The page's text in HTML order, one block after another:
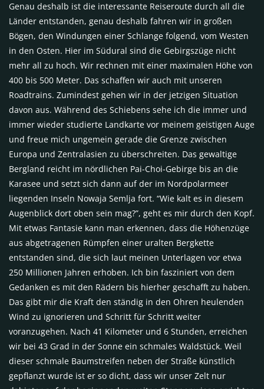
Genau deshalb ist die interessante Reiseroute durch all die
Länder entstanden, genau deshalb fahren wir in großen
Bögen, den Windungen einer Schlange folgend, vom Westen
in den Osten. Hier im Südural sind die Gebirgszüge nicht
mehr all zu hoch. Wir rechnen mit einer maximalen Höhe von
400 bis 500 Meter. Das schaffen wir auch mit unseren
Roadtrains. Zumindest gehen wir in der jetzigen Situation
davon aus. Während des Schiebens sehe ich die immer und
immer wieder studierte Landkarte vor meinem geistigen Auge
und freue mich ungemein gerade die Grenze zwischen
Europa und Zentralasien zu überschreiten. Das gewaltige
Bergland reicht im nördlichen Pai-Choi-Gebirge bis an die
Karasee und setzt sich dann auf der im Nordpolarmeer
liegenden Inseln Nowaja Semlja fort. “Wie kalt es in diesem
Augenblick dort oben sein mag?”, geht es mir durch den Kopf.
Mit etwas Fantasie kann man erkennen, dass die Höhenzüge
aus abgetragenen Rümpfen einer uralten Bergkette
entstanden sind, die sich laut meinen Unterlagen vor etwa
250 Millionen Jahren erhoben. Ich bin fasziniert von dem
Gedanken es mit den Rädern bis hierher geschafft zu haben.
Das gibt mir die Kraft den ständig in den Ohren heulenden
Wind zu ignorieren und Schritt für Schritt weiter
voranzugehen. Nach 41 Kilometer und 6 Stunden, erreichen
wir bei 43 Grad in der Sonne ein schmales Waldstück. Weil
dieser schmale Baumstreifen neben der Straße künstlich
gepflanzt wurde ist er so dicht, dass wir unser Zelt nur